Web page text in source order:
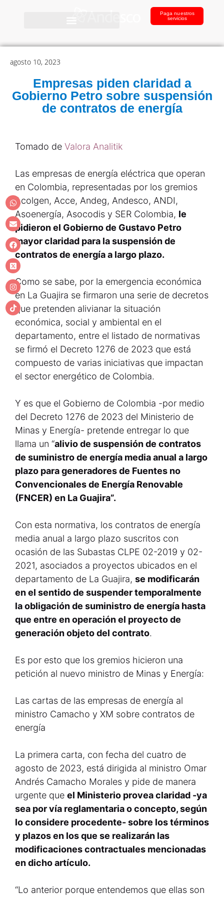
Paga nuestros
servicios
agosto 10, 2023
Empresas piden claridad a
Gobierno Petro sobre suspensión
de contratos de energía
Tomado de Valora Analitik
Las empresas de energía eléctrica que operan
en Colombia, representadas por los gremios
Acolgen, Acce, Andeg, Andesco, ANDI,
Asoenergía, Asocodis y SER Colombia, le
pidieron el Gobierno de Gustavo Petro
mayor claridad para la suspensión de
contratos de energía a largo plazo.
Como se sabe, por la emergencia económica
en La Guajira se firmaron una serie de decretos
que pretenden alivianar la situación
económica, social y ambiental en el
departamento, entre el listado de normativas
se firmó el Decreto 1276 de 2023 que está
compuesto de varias iniciativas que impactan
el sector energético de Colombia.
Y es que el Gobierno de Colombia -por medio
del Decreto 1276 de 2023 del Ministerio de
Minas y Energía- pretende entregar lo que
llama un “alivio de suspensión de contratos
de suministro de energía media anual a largo
plazo para generadores de Fuentes no
Convencionales de Energía Renovable
(FNCER) en La Guajira”.
Con esta normativa, los contratos de energía
media anual a largo plazo suscritos con
ocasión de las Subastas CLPE 02-2019 y 02-
2021, asociados a proyectos ubicados en el
departamento de La Guajira, se modificarán
en el sentido de suspender temporalmente
la obligación de suministro de energía hasta
que entre en operación el proyecto de
generación objeto del contrato.
Es por esto que los gremios hicieron una
petición al nuevo ministro de Minas y Energía:
Las cartas de las empresas de energía al
ministro Camacho y XM sobre contratos de
energía
La primera carta, con fecha del cuatro de
agosto de 2023, está dirigida al ministro Omar
Andrés Camacho Morales y pide de manera
urgente que el Ministerio provea claridad -ya
sea por vía reglamentaria o concepto, según
lo considere procedente- sobre los términos
y plazos en los que se realizarán las
modificaciones contractuales mencionadas
en dicho artículo.
“Lo anterior porque entendemos que ellas son